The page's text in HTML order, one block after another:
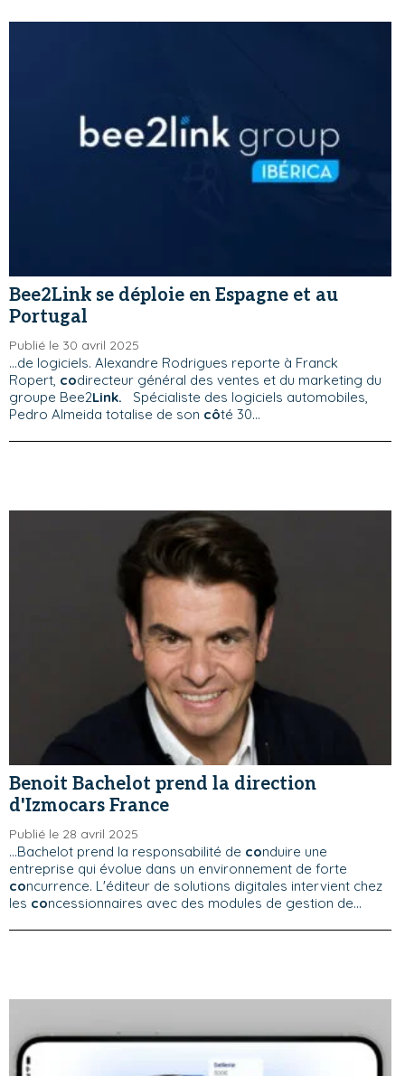
Bee2Link se déploie en Espagne et au
Portugal
Publié le 30 avril 2025
...de logiciels. Alexandre Rodrigues reporte à Franck
Ropert, codirecteur général des ventes et du marketing du
groupe Bee2Link. Spécialiste des logiciels automobiles,
Pedro Almeida totalise de son côté 30...
Benoit Bachelot prend la direction
d'Izmocars France
Publié le 28 avril 2025
...Bachelot prend la responsabilité de conduire une
entreprise qui évolue dans un environnement de forte
concurrence. L'éditeur de solutions digitales intervient chez
les concessionnaires avec des modules de gestion de...